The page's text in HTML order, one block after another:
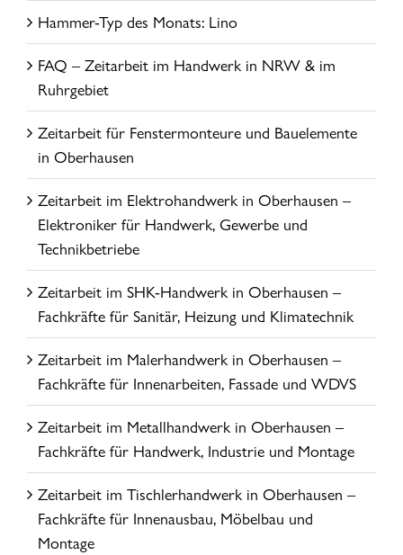
Hammer-Typ des Monats: Lino
FAQ – Zeitarbeit im Handwerk in NRW & im
Ruhrgebiet
Zeitarbeit für Fenstermonteure und Bauelemente
in Oberhausen
Zeitarbeit im Elektrohandwerk in Oberhausen –
Elektroniker für Handwerk, Gewerbe und
Technikbetriebe
Zeitarbeit im SHK-Handwerk in Oberhausen –
Fachkräfte für Sanitär, Heizung und Klimatechnik
Zeitarbeit im Malerhandwerk in Oberhausen –
Fachkräfte für Innenarbeiten, Fassade und WDVS
Zeitarbeit im Metallhandwerk in Oberhausen –
Fachkräfte für Handwerk, Industrie und Montage
Zeitarbeit im Tischlerhandwerk in Oberhausen –
Fachkräfte für Innenausbau, Möbelbau und
Montage